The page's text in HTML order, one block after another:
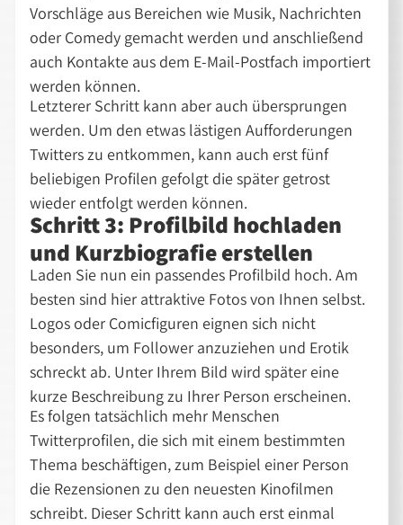
Vorschläge aus Bereichen wie Musik, Nachrichten
oder Comedy gemacht werden und anschließend
auch Kontakte aus dem E-Mail-Postfach importiert
werden können.
Letzterer Schritt kann aber auch übersprungen
werden. Um den etwas lästigen Aufforderungen
Twitters zu entkommen, kann auch erst fünf
beliebigen Profilen gefolgt die später getrost
wieder entfolgt werden können.
Schritt 3: Profilbild hochladen
und Kurzbiografie erstellen
Laden Sie nun ein passendes Profilbild hoch. Am
besten sind hier attraktive Fotos von Ihnen selbst.
Logos oder Comicfiguren eignen sich nicht
besonders, um Follower anzuziehen und Erotik
schreckt ab. Unter Ihrem Bild wird später eine
kurze Beschreibung zu Ihrer Person erscheinen.
Es folgen tatsächlich mehr Menschen
Twitterprofilen, die sich mit einem bestimmten
Thema beschäftigen, zum Beispiel einer Person
die Rezensionen zu den neuesten Kinofilmen
schreibt. Dieser Schritt kann auch erst einmal